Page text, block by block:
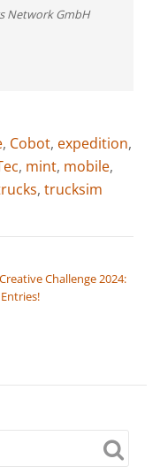
Network GmbH
, Cobot, expedition,
, mint, mobile,
, trucksim
Challenge 2024: